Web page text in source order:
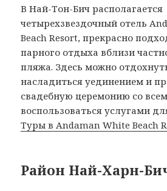
В Най-Тон-Бич располагается
четырехзвездочный отель
Beach Resort, прекрасно
парного отдыха вблизи
пляжа. Здесь можно
насладиться уединением и
свадебную церемонию со
воспользоваться услугами
Туры в Andaman White Beach
Район Най-Харн-